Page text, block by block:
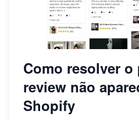
Como resolver
review não
Shopify